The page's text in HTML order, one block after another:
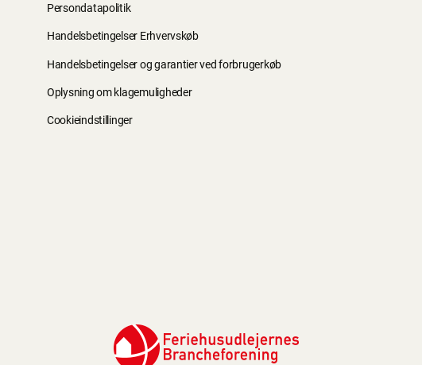
Persondatapolitik
Handelsbetingelser Erhvervskøb
Handelsbetingelser og garantier ved forbrugerkøb
Oplysning om klagemuligheder
Cookieindstillinger